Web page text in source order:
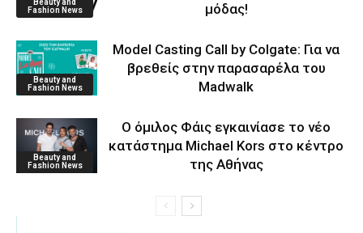
Beauty and
Fashion News
μόδας!
Beauty and
Fashion News
Model Casting Call by Colgate: Για να
βρεθείς στην παρασαρέλα του
Μadwalk
Beauty and
Fashion News
O όμιλος Φάις εγκαινίασε το νέο
κατάστημα Michael Kors στο κέντρο
της Αθήνας